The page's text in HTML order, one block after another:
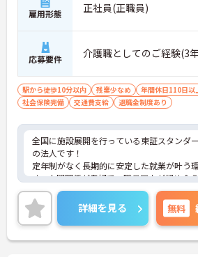
雇用形態 正社員(正職員)
応募要件 介護職としてのご経験(3
駅から徒歩10分以内 残業少なめ 年間休日110日以
社会保険完備
交通費支給 退職金制度あり
全国に施設展開を行っている東証スタンダ
の法人です！
定年制がなく長期的に安定した就業が叶う
す。人間関係が良好で、職員同士が認め合
根付いています。
ご興味のある方には、面接対策ポイントなど
に詳細をご案内しますのでお気軽にご相談
い！
詳細を見る 無料